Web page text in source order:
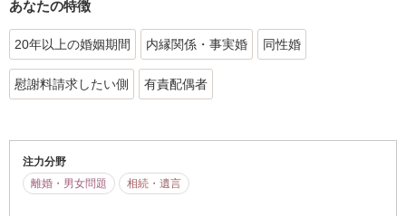
あなたの特徴
20年以上の婚姻期間 内縁関係・事実婚 同性婚
慰謝料請求したい側 有責配偶者
注力分野
離婚・男女問題
相続・遺言